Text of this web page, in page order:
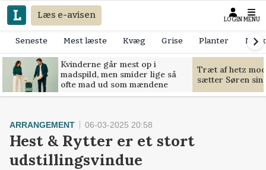
Læs e-avisen LOGIN MENU
Seneste Mest læste Kvæg Grise Planter
Kvinderne går mest op i
madspild, men smider lige så
ofte mad ud som mændene
Træt af hetz
sætter Søren
ARRANGEMENT 06-03-2025 20:58
Hest & Rytter er et stort
udstillingsvindue